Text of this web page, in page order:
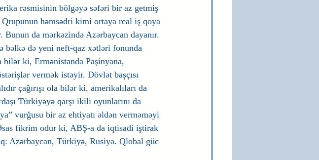
rəsmisinin bölgəyə səfəri bir az getmiş
həmsədri kimi ortaya real iş qoya
da mərkəzində Azərbaycan dayanır.
bəlkə də yeni neft-qaz xətləri fonunda
ki, Ermənistanda Paşinyana,
vermək istəyir. Dövlət başçısı
çağırışı ola bilər ki, amerikalıları da
Türkiyəyə qarşı ikili oyunlarını da
vurğusu bir az ehtiyatı əldən verməməyi
fikrim odur ki, ABŞ-a da iqtisadi iştirak
Azərbaycan, Türkiyə, Rusiya. Qlobal güc